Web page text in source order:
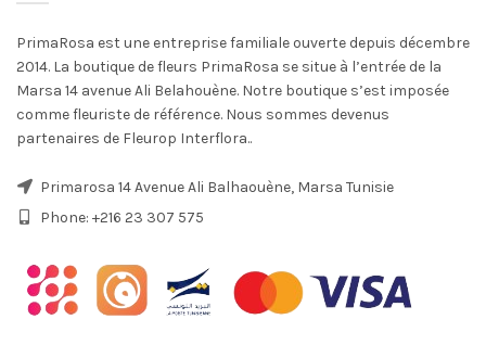
PrimaRosa est une entreprise familiale ouverte depuis décembre
2014. La boutique de fleurs PrimaRosa se situe à l’entrée de la
Marsa 14 avenue Ali Belahouène. Notre boutique s’est imposée
comme fleuriste de référence. Nous sommes devenus
partenaires de Fleurop Interflora..
Primarosa 14 Avenue Ali Balhaouène, Marsa Tunisie
Phone: +216 23 307 575